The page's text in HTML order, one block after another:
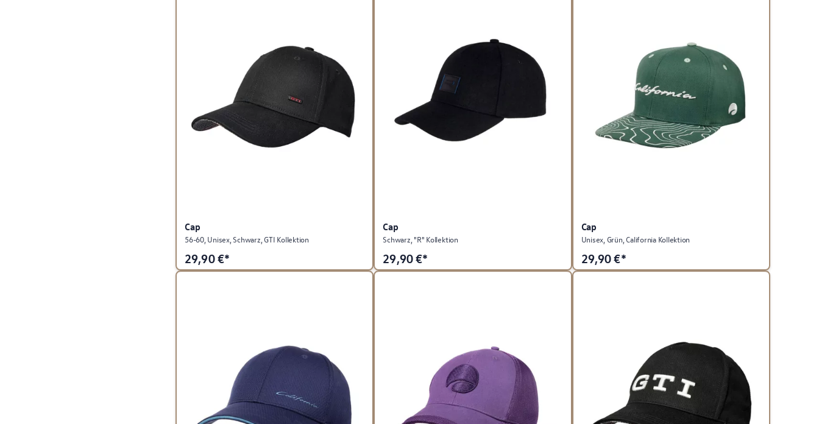
Cap
56-60, Unisex, Schwarz, GTI Kollektion
29,90€*
Cap
Schwarz, "R" Kollektion
29,90€*
Cap
Unisex, Grün, California Kollektion
29,90€*